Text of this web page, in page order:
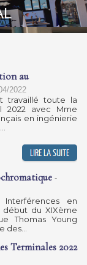
au
2022
travaillé toute la
2022 avec Mme
en ingénierie
-
Interférences en
du XIXème
Thomas Young
Terminales 2022